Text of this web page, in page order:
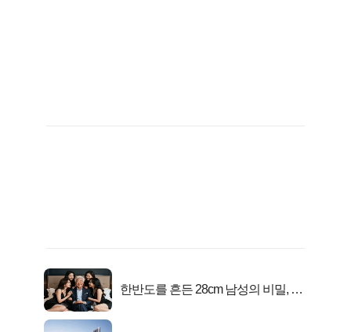
한반도를 흔든 28cm 남성의 비밀, 매